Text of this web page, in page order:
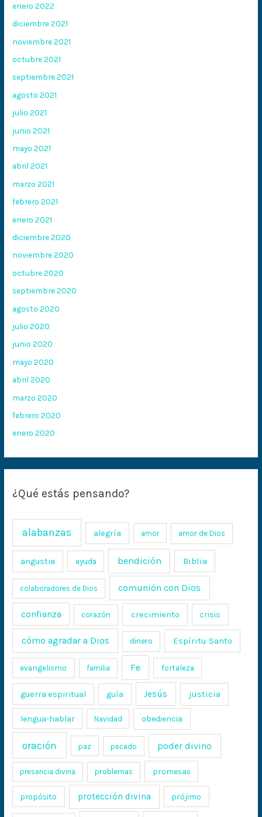
enero 2022
diciembre 2021
noviembre 2021
octubre 2021
septiembre 2021
agosto 2021
julio 2021
junio 2021
mayo 2021
abril 2021
marzo 2021
febrero 2021
enero 2021
diciembre 2020
noviembre 2020
octubre 2020
septiembre 2020
agosto 2020
julio 2020
junio 2020
mayo 2020
abril 2020
marzo 2020
febrero 2020
enero 2020
¿Qué estás pensando?
alabanzas alegría amor amor de Dios
angustia ayuda bendición Biblia
colaboradores de Dios comunión con Dios
confianza corazón crecimiento crisis
cómo agradar a Dios dinero Espíritu Santo
evangelismo familia Fe fortaleza
guerra espiritual guía Jesús justicia
lengua-hablar Navidad obediencia
oración paz pecado poder divino
presencia divina problemas promesas
propósito protección divina prójimo